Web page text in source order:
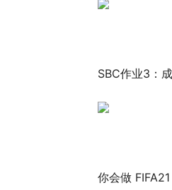
SBC作业3：
你会做